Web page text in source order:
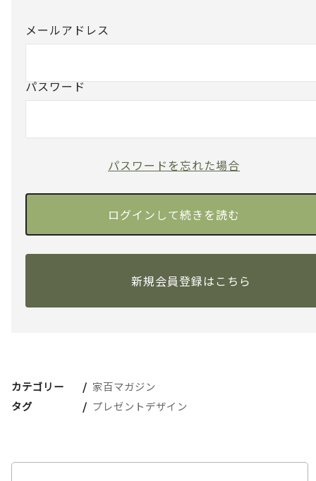
メールアドレス
パスワード
パスワードを忘れた場合
新規会員登録はこちら
カテゴリー
家百マガジン
タグ
プレゼントデザイン